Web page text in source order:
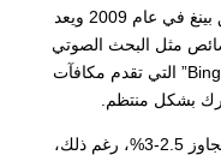
وهو من تطوير شركة مايكروسوفت، أطلق بينغ في عام 2009 ويعد
مثل البحث الصوتي
والبحث المرئي، وكذلك خاصية “Bing Rewards” التي تقدم مكافآت
بشكل منتظم.
يحتل المرتبة الثانية، ولكن حصة سوقه لا تتجاوز 2.5-3%، رغم ذلك،